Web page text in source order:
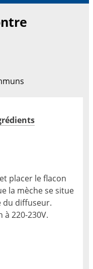
placer le flacon
la mèche se situe
du diffuseur.
220-230V.